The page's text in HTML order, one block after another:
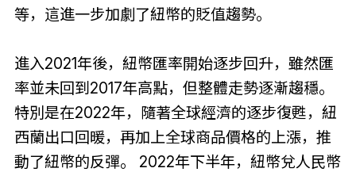
等，這進一步加劇了紐幣的貶值趨勢。
進入2021年後，紐幣匯率開始逐步回升，雖然匯
率並未回到2017年高點，但整體走勢逐漸趨穩。
特別是在2022年，隨著全球經濟的逐步復甦，紐
西蘭出口回暖，再加上全球商品價格的上漲，推
動了紐幣的反彈。 2022年下半年，紐幣兌人民幣